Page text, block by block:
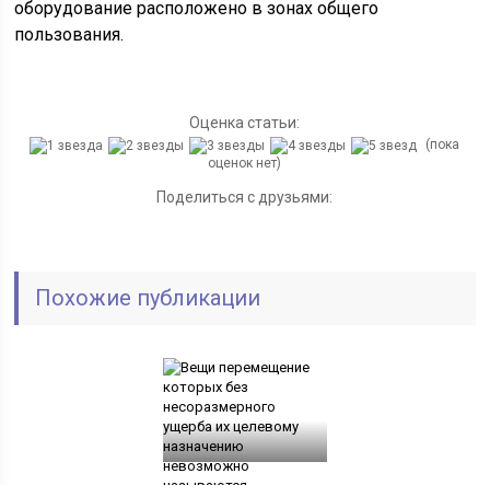
оборудование расположено в зонах общего
пользования.
Оценка статьи:
(пока
оценок нет)
Поделиться с друзьями:
Похожие публикации